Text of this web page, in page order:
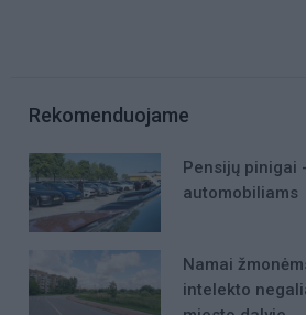
Rekomenduojame
Pensijų pinigai
automobiliams
Namai
intelekto